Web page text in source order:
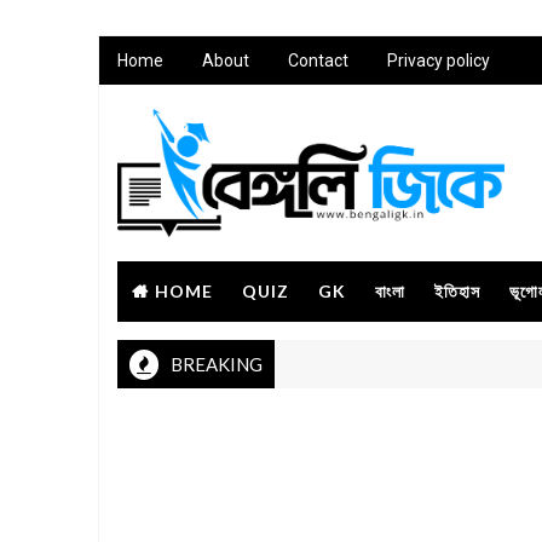
Home About Contact Privacy policy
HOME QUIZ GK বাংলা ইতিহাস
BREAKING